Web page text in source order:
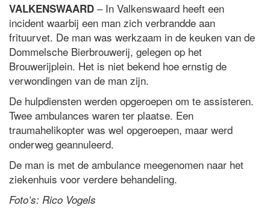
VALKENSWAARD – In Valkenswaard heeft een
incident waarbij een man zich verbrandde aan
frituurvet. De man was werkzaam in de keuken van de
Dommelsche Bierbrouwerij, gelegen op het
Brouwerijplein. Het is niet bekend hoe ernstig de
verwondingen van de man zijn.
De hulpdiensten werden opgeroepen om te assisteren.
Twee ambulances waren ter plaatse. Een
traumahelikopter was wel opgeroepen, maar werd
onderweg geannuleerd.
De man is met de ambulance meegenomen naar het
ziekenhuis voor verdere behandeling.
Foto’s: Rico Vogels